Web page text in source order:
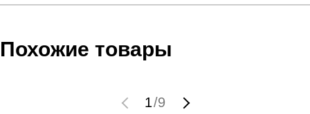
Артикул:BV2645-010
HOODIE FZ BB
M NSW CLUB HOODIE FZ BB
Условия оплаты
высылает Вам менеджер.
мы не увидим Вашу оплату.
Похожие товары
1/9